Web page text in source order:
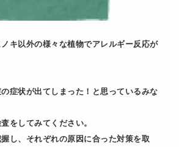
ノキ以外の様々な植物でアレルギー反応が
症状が出てしまった！と思っているみな
をしてみてください。
し、それぞれの原因に合った対策を取